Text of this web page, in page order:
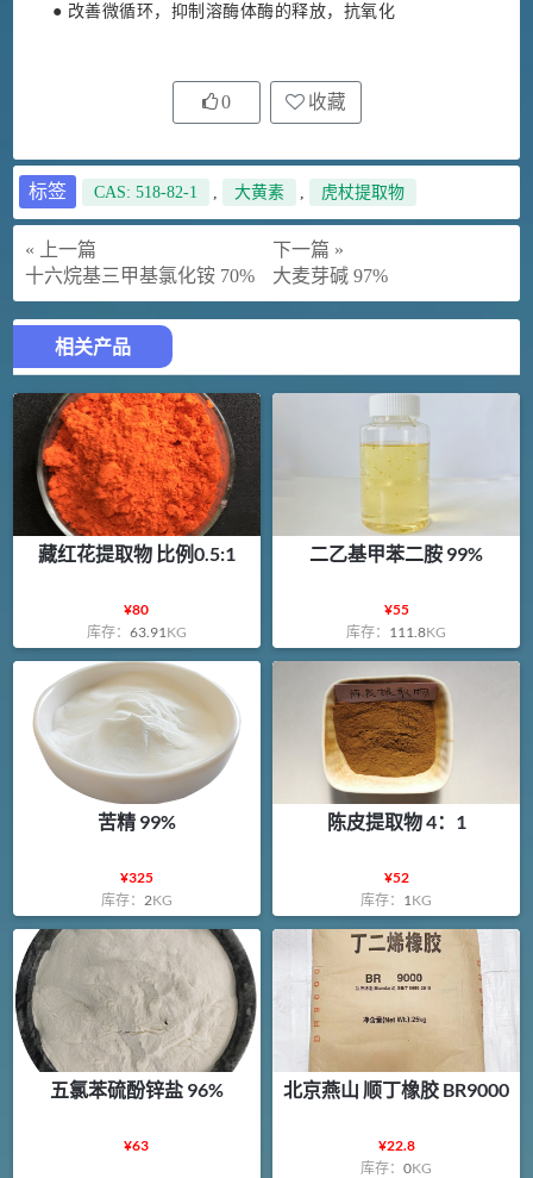
● 改善微循环，抑制溶酶体酶的释放，抗氧化
0 收藏
标签 CAS: 518-82-1 , 大黄素 , 虎杖提取物
« 上一篇
十六烷基三甲基氯化铵 70%
下一篇 »
大麦芽碱 97%
相关产品
藏红花提取物 比例0.5:1
¥80
库存： 63.91KG
二乙基甲苯二胺 99%
¥55
库存： 111.8KG
苦精 99%
¥325
库存： 2KG
陈皮提取物 4：1
¥52
库存： 1 KG
五氯苯硫酚锌盐 96%
¥63
北京燕山 顺丁橡胶 BR9000
¥22.8
库存：0KG